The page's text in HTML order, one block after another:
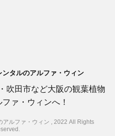
タルのアルファ・ウィン
吹田市など大阪の観葉植物
ァ・ウィンへ！
ルファ・ウィン , 2022 All Rights